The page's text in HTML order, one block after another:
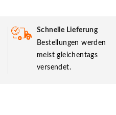
Schnelle Lieferung
Bestellungen werden
meist gleichentags
versendet.